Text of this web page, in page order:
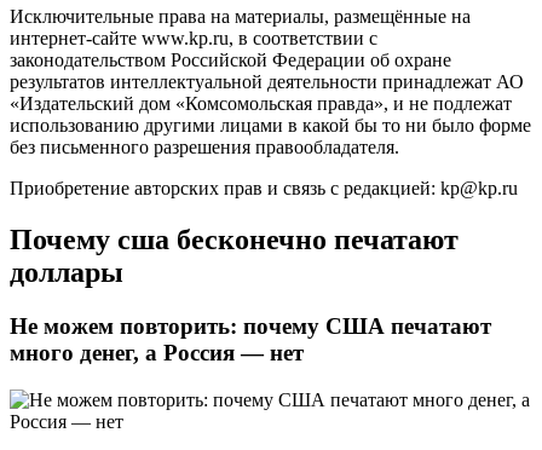
Исключительные права на материалы, размещённые на
интернет-сайте www.kp.ru, в соответствии с
законодательством Российской Федерации об охране
результатов интеллектуальной деятельности принадлежат АО
«Издательский дом «Комсомольская правда», и не подлежат
использованию другими лицами в какой бы то ни было форме
без письменного разрешения правообладателя.
Приобретение авторских прав и связь с редакцией: kp@kp.ru
Почему сша бесконечно печатают
доллары
Не можем повторить: почему США печатают
много денег, а Россия — нет